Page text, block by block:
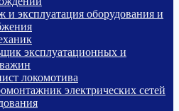
и эксплуатация оборудования и
эксплуатационных и
локомотива
электрических сетей